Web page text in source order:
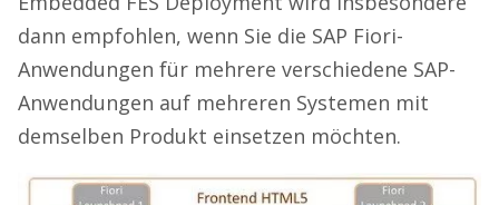
dann empfohlen, wenn Sie die SAP Fiori-
Anwendungen für mehrere verschiedene SAP-
Anwendungen auf mehreren Systemen mit
demselben Produkt einsetzen möchten.